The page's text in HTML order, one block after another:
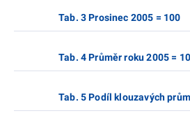
Tab. 3 Prosinec 2005 = 100
Tab. 4 Průměr roku 2005 =
Tab. 5 Podíl klouzavých